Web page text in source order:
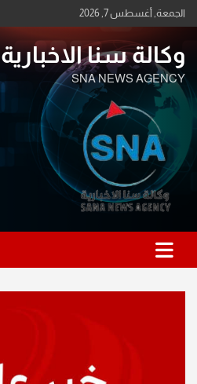
Skip
to
الجمعة, أغسطس 7, 2026
وكالة سنا الاخبارية
SNA NEWS AGENCY